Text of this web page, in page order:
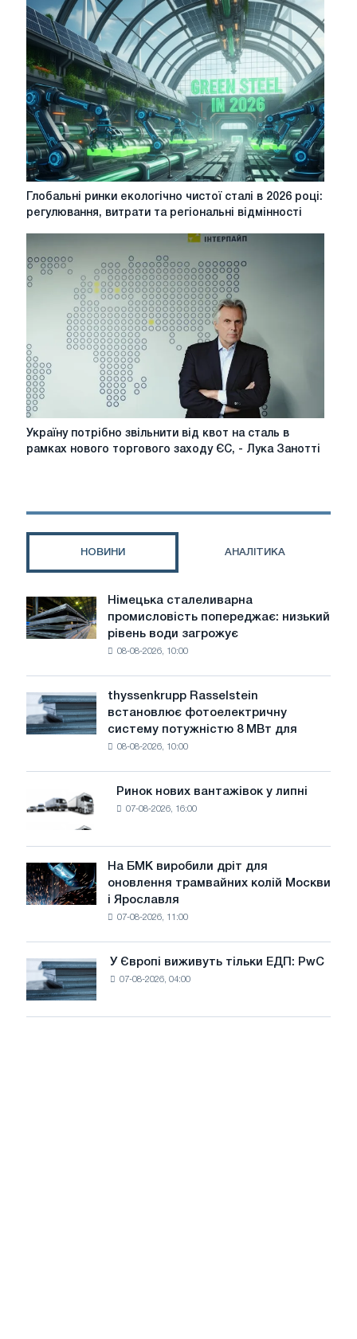
СОЖТ:
розмір
парку
мережі
РЖД
збалансований
Глобальні
сталі
в
2026
регулювання,
витрати
та
регіональні
відмінності
Глобальні ринки екологічно чистої сталі в 2026 році:
регулювання, витрати та регіональні відмінності
Україну
на
заходу
ЄС,
Занотті
Україну потрібно звільнити від квот на сталь в
рамках нового торгового заходу ЄС, - Лука Занотті
НОВИНИ АНАЛІТИКА
Німецька
сталеливарна
промисловість
води
загрожує
Німецька сталеливарна
промисловість попереджає: низький
рівень води загрожує
08-08-2026, 10:00
thyssenkrupp
Rasselstein
встановлює
фотоелектричну
цілей
декарбонізації
thyssenkrupp Rasselstein
встановлює фотоелектричну
систему потужністю 8 МВт для
08-08-2026, 10:00
Ринок
нових
вантажівок
у
липні
Ринок нових вантажівок у липні
07-08-2026, 16:00
На
БМК
виробили
трамвайних
колій
На БМК виробили дріт для
оновлення трамвайних колій Москви
і Ярославля
07-08-2026, 11:00
Європі
виживуть
тільки
У Європі виживуть тільки ЕДП: PwC
07-08-2026, 04:00